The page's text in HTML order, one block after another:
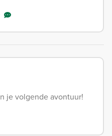
je volgende avontuur!